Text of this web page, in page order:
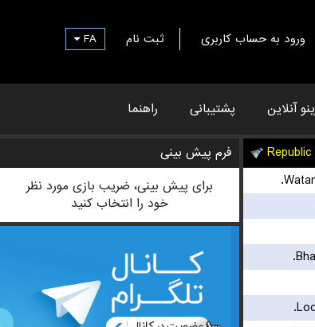
ورود به حساب کاربری ثبت نام FA
آنلاین پشتیبانی راهنما
فرم پیش بینی
برای پیش بینی، ضریب بازی مورد نظر
خود را انتخاب کنید